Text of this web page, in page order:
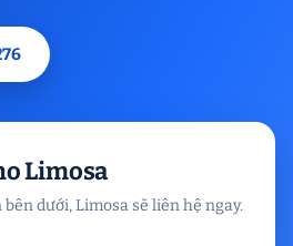
Limosa
dưới, Limosa sẽ liên hệ ngay.